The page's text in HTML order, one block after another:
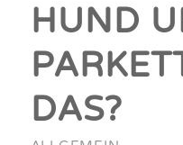
HUND
DAS?